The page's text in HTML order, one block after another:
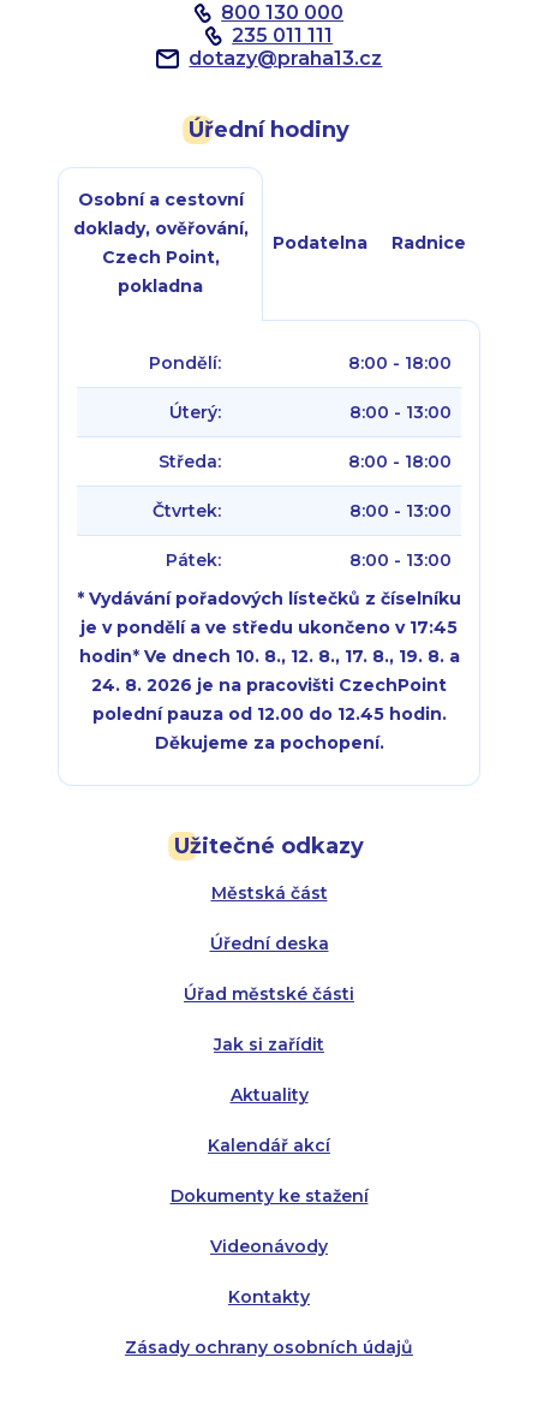
800 130 000
235 011 111
dotazy@praha13.cz
Užitečné odkazy
Městská část
Úřední deska
Úřad městské části
Jak si zařídit
Aktuality
Kalendář akcí
Dokumenty ke stažení
Videonávody
Kontakty
Zásady ochrany osobních údajů
Úřední hodiny
Osobní a cestovní
doklady, ověřování,
Czech Point,
pokladna
Podatelna Radnice
Pondělí: 8:00 - 18:00
Úterý: 8:00 - 13:00
Středa: 8:00 - 18:00
Čtvrtek: 8:00 - 13:00
Pátek:
8:00 - 13:00
* Vydávání pořadových lístečků z číselníku
je v pondělí a ve středu ukončeno v 17:45
hodin* Ve dnech 10. 8., 12. 8., 17. 8., 19. 8. a
24. 8. 2026 je na pracovišti CzechPoint
polední pauza od 12.00 do 12.45 hodin.
Děkujeme za pochopení.
Úterý:
Středa:
Čtvrtek:
Pátek:
Úterý:
Středa:
Čtvrtek: